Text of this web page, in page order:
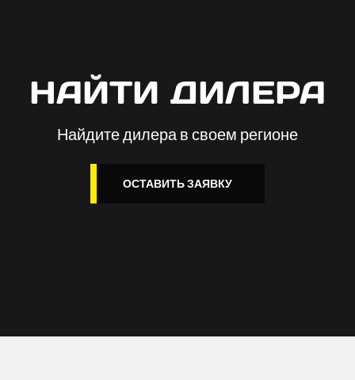
НАЙТИ ДИЛЕРА
Найдите дилера в своем регионе
ОСТАВИТЬ ЗАЯВКУ